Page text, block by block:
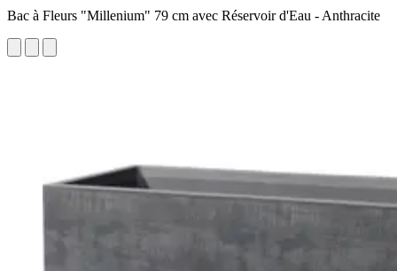
Bac à Fleurs "Millenium" 79 cm avec Réservoir d'Eau - Anthracite